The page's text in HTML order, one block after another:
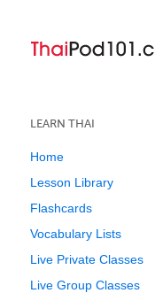
LEARN THAI
Home
Lesson Library
Flashcards
Vocabulary Lists
Live Private Classes
Live Group Classes